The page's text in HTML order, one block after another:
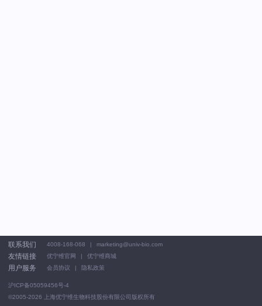
联系我们 4008-168-068 marketing@univ-bio.com
友情链接 优宁维官网 优宁维商城
用户服务 会员协议 隐私政策
沪ICP备05059456号-4
©2005-2026 上海优宁维生物科技股份有限公司版权所有